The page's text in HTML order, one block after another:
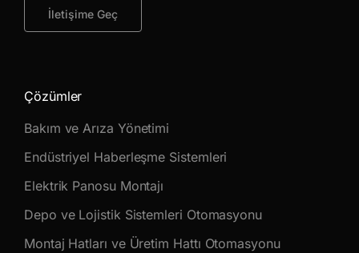
İletişime Geç
Çözümler
Bakım ve Arıza Yönetimi
Endüstriyel Haberleşme Sistemleri
Elektrik Panosu Montajı
Depo ve Lojistik Sistemleri Otomasyonu
Montaj Hatları ve Üretim Hattı Otomasyonu